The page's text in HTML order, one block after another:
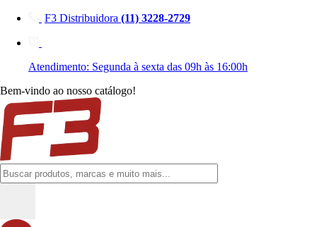
F3 Distribuidora (11) 3228-2729
Atendimento: Segunda à sexta das 09h às 16:00h
Bem-vindo ao nosso catálogo!